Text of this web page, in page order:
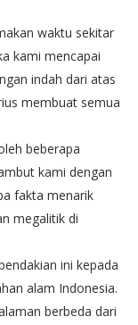
waktu sekitar
kami mencapai
indah dari atas
membuat semua
beberapa
kami dengan
fakta menarik
megalitik di
ini kepada
alam Indonesia.
berbeda dari